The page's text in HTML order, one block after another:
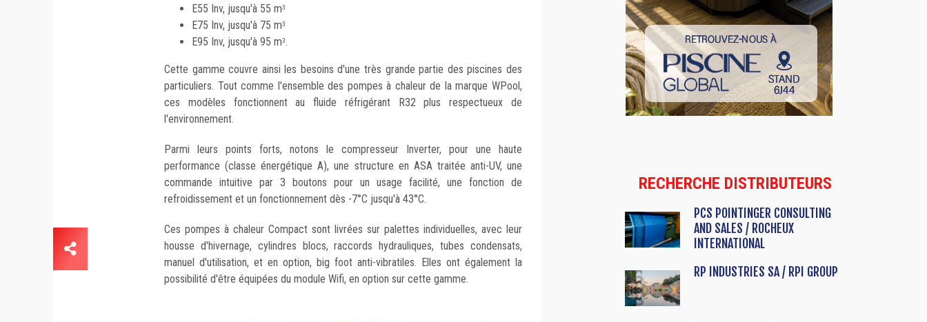
E55 Inv, jusqu'à 55 m3
E75 Inv, jusqu'à 75 m3
E95 Inv, jusqu'à 95 m3.
Cette gamme couvre ainsi les besoins d'une très grande partie des piscines des
particuliers. Tout comme l'ensemble des pompes à chaleur de la marque WPool,
ces modèles fonctionnent au fluide réfrigérant R32 plus respectueux de
l'environnement.
Parmi leurs points forts, notons le compresseur Inverter, pour une haute
performance (classe énergétique A), une structure en ASA traitée anti-UV, une
commande intuitive par 3 boutons pour un usage facilité, une fonction de
refroidissement et un fonctionnement dès -7°C jusqu'à 43°C.
Ces pompes à chaleur Compact sont livrées sur palettes individuelles, avec leur
housse d'hivernage, cylindres blocs, raccords hydrauliques, tubes condensats,
manuel d'utilisation, et en option, big foot anti-vibratiles. Elles ont également la
possibilité d'être équipées du module Wifi, en option sur cette gamme.
RECHERCHE DISTRIBUTEURS
PCS POINTINGER CONSULTING
AND SALES / ROCHEUX
INTERNATIONAL
RP INDUSTRIES SA / RPI GROUP